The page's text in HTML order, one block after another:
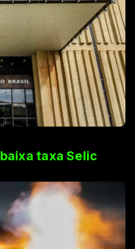
taxa Selic